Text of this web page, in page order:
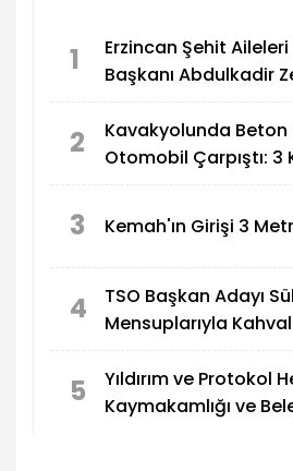
1
Erzincan Şehit
Başkanı Abdulkadir
2
Kavakyolunda Beton
Otomobil Çarpıştı: 3
3 Kemah'ın Girişi 3
4
TSO Başkan Adayı
Mensuplarıyla
5
Yıldırım ve Protokol
Kaymakamlığı ve